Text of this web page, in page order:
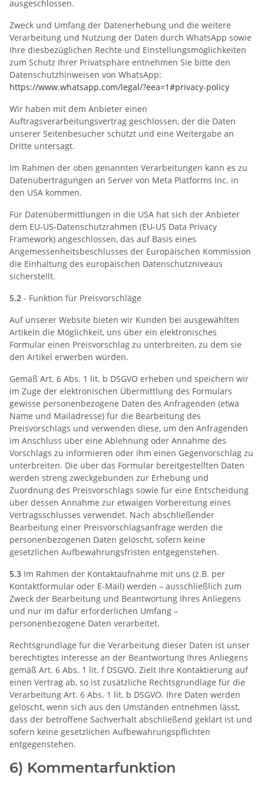
ausgeschlossen.
Zweck und Umfang der Datenerhebung und die weitere
Verarbeitung und Nutzung der Daten durch WhatsApp sowie
Ihre diesbezüglichen Rechte und Einstellungsmöglichkeiten
zum Schutz Ihrer Privatsphäre entnehmen Sie bitte den
Datenschutzhinweisen von WhatsApp:
https://www.whatsapp.com/legal/?eea=1#privacy-policy
Wir haben mit dem Anbieter einen
Auftragsverarbeitungsvertrag geschlossen, der die Daten
unserer Seitenbesucher schützt und eine Weitergabe an
Dritte untersagt.
Im Rahmen der oben genannten Verarbeitungen kann es zu
Datenübertragungen an Server von Meta Platforms Inc. in
den USA kommen.
Für Datenübermittlungen in die USA hat sich der Anbieter
dem EU-US-Datenschutzrahmen (EU-US Data Privacy
Framework) angeschlossen, das auf Basis eines
Angemessenheitsbeschlusses der Europäischen Kommission
die Einhaltung des europäischen Datenschutzniveaus
sicherstellt.
5.2 - Funktion für Preisvorschläge
Auf unserer Website bieten wir Kunden bei ausgewählten
Artikeln die Möglichkeit, uns über ein elektronisches
Formular einen Preisvorschlag zu unterbreiten, zu dem sie
den Artikel erwerben würden.
Gemäß Art. 6 Abs. 1 lit. b DSGVO erheben und speichern wir
im Zuge der elektronischen Übermittlung des Formulars
gewisse personenbezogene Daten des Anfragenden (etwa
Name und Mailadresse) für die Bearbeitung des
Preisvorschlags und verwenden diese, um den Anfragenden
im Anschluss über eine Ablehnung oder Annahme des
Vorschlags zu informieren oder ihm einen Gegenvorschlag zu
unterbreiten. Die über das Formular bereitgestellten Daten
werden streng zweckgebunden zur Erhebung und
Zuordnung des Preisvorschlags sowie für eine Entscheidung
über dessen Annahme zur etwaigen Vorbereitung eines
Vertragsschlusses verwendet. Nach abschließender
Bearbeitung einer Preisvorschlagsanfrage werden die
personenbezogenen Daten gelöscht, sofern keine
gesetzlichen Aufbewahrungsfristen entgegenstehen.
5.3 Im Rahmen der Kontaktaufnahme mit uns (z.B. per
Kontaktformular oder E-Mail) werden – ausschließlich zum
Zweck der Bearbeitung und Beantwortung Ihres Anliegens
und nur im dafür erforderlichen Umfang –
personenbezogene Daten verarbeitet.
Rechtsgrundlage für die Verarbeitung dieser Daten ist unser
berechtigtes Interesse an der Beantwortung Ihres Anliegens
gemäß Art. 6 Abs. 1 lit. f DSGVO. Zielt Ihre Kontaktierung auf
einen Vertrag ab, so ist zusätzliche Rechtsgrundlage für die
Verarbeitung Art. 6 Abs. 1 lit. b DSGVO. Ihre Daten werden
gelöscht, wenn sich aus den Umständen entnehmen lässt,
dass der betroffene Sachverhalt abschließend geklärt ist und
sofern keine gesetzlichen Aufbewahrungspflichten
entgegenstehen.
6) Kommentarfunktion